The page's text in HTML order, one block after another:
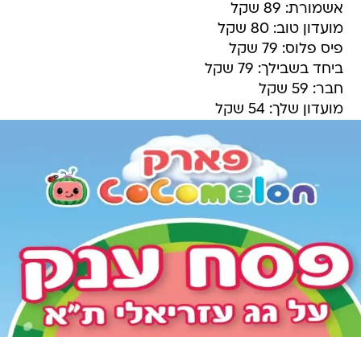
אשמורת: 89 שקל
מועדון טוב: 80 שקל
פיס פלוס: 79 שקל
ביחד בשבילך: 79 שקל
חבר: 59 שקל
מועדון שלך: 54 שקל